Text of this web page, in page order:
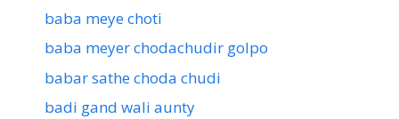
baba meye choti
baba meyer chodachudir golpo
babar sathe choda chudi
badi gand wali aunty